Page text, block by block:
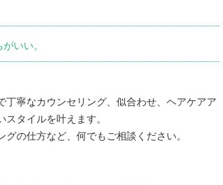
いい。
丁寧なカウンセリング、似合わせ、ヘアケアア
スタイルを叶えます。
の仕方など、何でもご相談ください。